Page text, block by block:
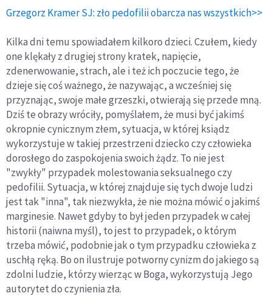
Grzegorz Kramer SJ: zło pedofilii obarcza nas wszystkich>>
Kilka dni temu spowiadałem kilkoro dzieci. Czułem, kiedy
one klękały z drugiej strony kratek, napięcie,
zdenerwowanie, strach, ale i też ich poczucie tego, że
dzieje się coś ważnego, że nazywając, a wcześniej się
przyznając, swoje małe grzeszki, otwierają się przede mną.
Dziś te obrazy wróciły, pomyślałem, że musi być jakimś
okropnie cynicznym złem, sytuacja, w której ksiądz
wykorzystuje w takiej przestrzeni dziecko czy człowieka
dorosłego do zaspokojenia swoich żądz. To nie jest
"zwykły" przypadek molestowania seksualnego czy
pedofilii. Sytuacja, w której znajduje się tych dwoje ludzi
jest tak "inna", tak niezwykła, że nie można mówić o jakimś
marginesie. Nawet gdyby to był jeden przypadek w całej
historii (naiwna myśl), to jest to przypadek, o którym
trzeba mówić, podobnie jak o tym przypadku człowieka z
uschłą ręką. Bo on ilustruje potworny cynizm do jakiego są
zdolni ludzie, którzy wierząc w Boga, wykorzystują Jego
autorytet do czynienia zła.